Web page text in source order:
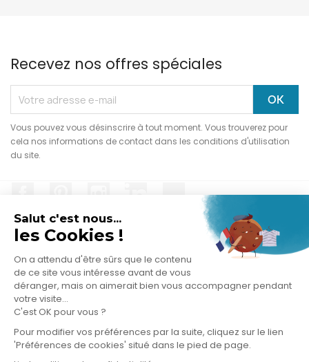
Recevez nos offres spéciales
Vous pouvez vous désinscrire à tout moment. Vous trouverez pour
cela nos informations de contact dans les conditions d'utilisation
du site.
PRODUITS
NOTRE SOCIÉTÉ
VOTRE COMPTE
Salut c'est nous...
les Cookies !
On a attendu d'être sûrs que le contenu
de ce site vous intéresse avant de vous
déranger, mais on aimerait bien vous accompagner pendant
votre visite...
C'est OK pour vous ?
Pour modifier vos préférences par la suite, cliquez sur le lien
'Préférences de cookies' situé dans le pied de page.